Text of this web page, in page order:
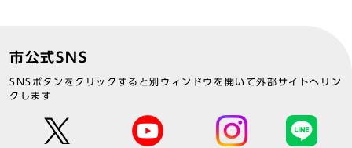
市公式SNS
SNSボタンをクリックすると別ウィンドウを開いて外部サイトへリン
クします